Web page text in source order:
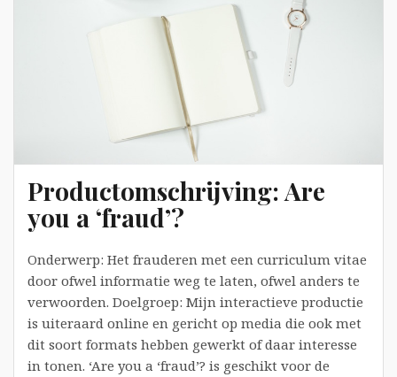
Productomschrijving: Are
you a ‘fraud’?
Onderwerp: Het frauderen met een curriculum vitae
door ofwel informatie weg te laten, ofwel anders te
verwoorden. Doelgroep: Mijn interactieve productie
is uiteraard online en gericht op media die ook met
dit soort formats hebben gewerkt of daar interesse
in tonen. ‘Are you a ‘fraud’? is geschikt voor de